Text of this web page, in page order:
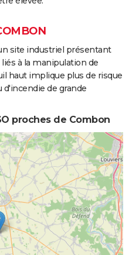
site industriel présentant
à la manipulation de
haut implique plus de risque
d'incendie de grande
proches de Combon